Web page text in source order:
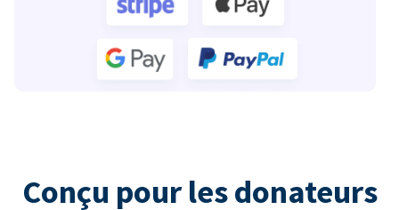
Conçu pour les donateurs